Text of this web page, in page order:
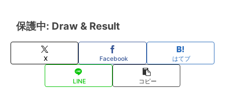
保護中: Draw & Result
X Facebook はてブ
LINE コピー